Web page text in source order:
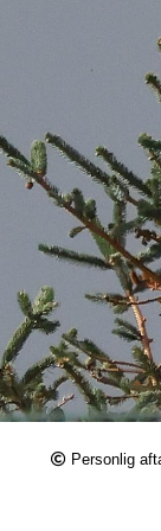
Personlig